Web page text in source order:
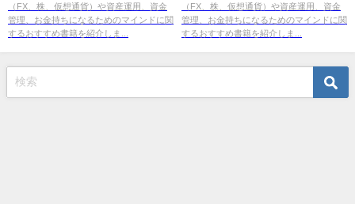
（[著]）』の紹介
（FX、株、仮想通貨）や資産運用、資金
管理、お金持ちになるためのマインドに関
するおすすめ書籍を紹介しま...
輔[著]）』の紹介
（FX、株、仮想通貨）や資産運用、資金
管理、お金持ちになるためのマインドに関
するおすすめ書籍を紹介しま...